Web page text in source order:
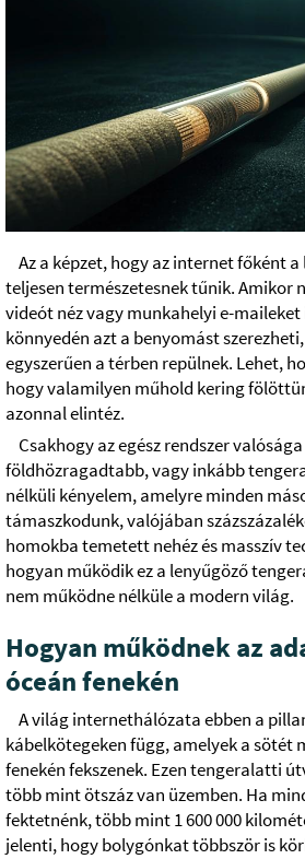
Az a képzet, hogy az internet főként
teljesen természetesnek tűnik. Amikor
videót néz vagy munkahelyi e-
könnyedén azt a benyomást
egyszerűen a térben repülnek. Lehet,
hogy valamilyen műhold kering
azonnal elintéz.
Csakhogy az egész rendszer
földhözragadtabb, vagy inkább
nélküli kényelem, amelyre minden
támaszkodunk, valójában
homokba temetett nehéz és masszív
hogyan működik ez a lenyűgöző
nem működne nélküle a modern világ.
Hogyan működnek az
óceán fenekén
A világ internethálózata ebben a
kábelkötegeken függ, amelyek a sötét
fenekén fekszenek. Ezen tengeralatti
több mint ötszáz van üzemben. Ha
fektetnénk, több mint 1 600 000
jelenti, hogy bolygónkat többször is